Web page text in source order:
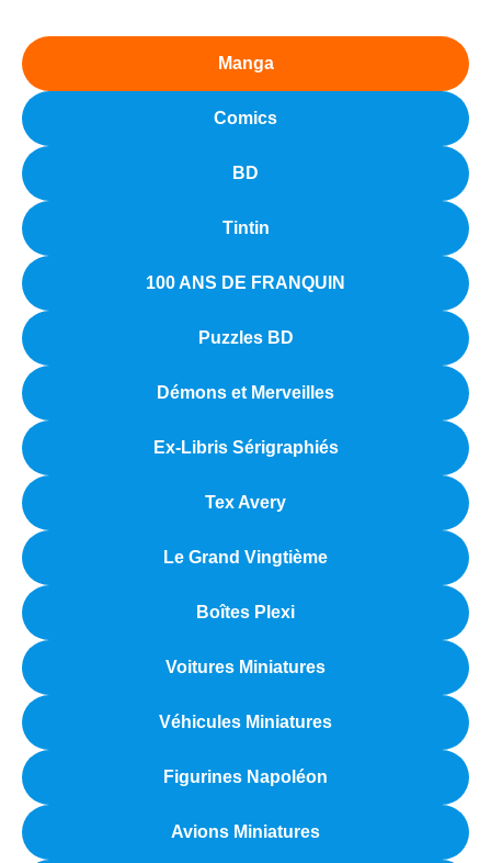
Manga
Comics
BD
Tintin
100 ANS DE FRANQUIN
Puzzles BD
Démons et Merveilles
Ex-Libris Sérigraphiés
Tex Avery
Le Grand Vingtième
Boîtes Plexi
Voitures Miniatures
Véhicules Miniatures
Figurines Napoléon
Avions Miniatures